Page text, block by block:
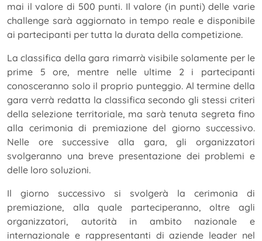
mai il valore di 500 punti. Il valore (in punti) delle varie
challenge sarà aggiornato in tempo reale e disponibile
ai partecipanti per tutta la durata della competizione.
La classifica della gara rimarrà visibile solamente per le
prime 5 ore, mentre nelle ultime 2 i partecipanti
conosceranno solo il proprio punteggio. Al termine della
gara verrà redatta la classifica secondo gli stessi criteri
della selezione territoriale, ma sarà tenuta segreta fino
alla cerimonia di premiazione del giorno successivo.
Nelle ore successive alla gara, gli organizzatori
svolgeranno una breve presentazione dei problemi e
delle loro soluzioni.
Il giorno successivo si svolgerà la cerimonia di
premiazione, alla quale parteciperanno, oltre agli
organizzatori, autorità in ambito nazionale e
internazionale e rappresentanti di aziende leader nel